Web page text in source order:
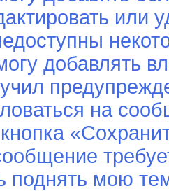
или
добавлять
на
поднять мою